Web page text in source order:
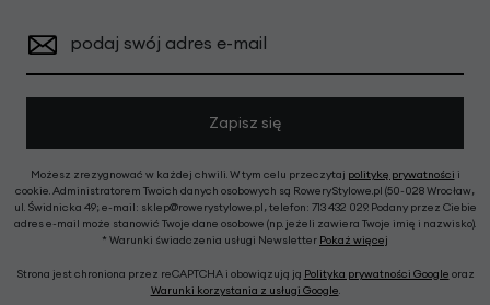
podaj swój adres e-mail
Zapisz się
Możesz zrezygnować w każdej chwili. W tym celu przeczytaj politykę prywatności i
cookie. Administratorem Twoich danych osobowych są RoweryStylowe.pl (50-028 Wrocław,
ul. Świdnicka 49; e-mail: sklep@rowerystylowe.pl, telefon: 713 432 029. Podany przez Ciebie
adres e-mail może stanowić Twoje dane osobowe (np. jeżeli zawiera Twoje imię i nazwisko).
* Warunki świadczenia usługi Newsletter Pokaż więcej
Strona jest chroniona przez reCAPTCHA i obowiązują ją Polityka prywatności Google oraz
Warunki korzystania z usługi Google.